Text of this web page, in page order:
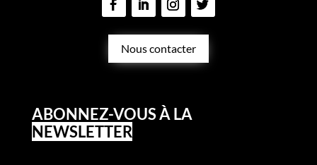
Nous contacter
ABONNEZ-VOUS À LA
NEWSLETTER